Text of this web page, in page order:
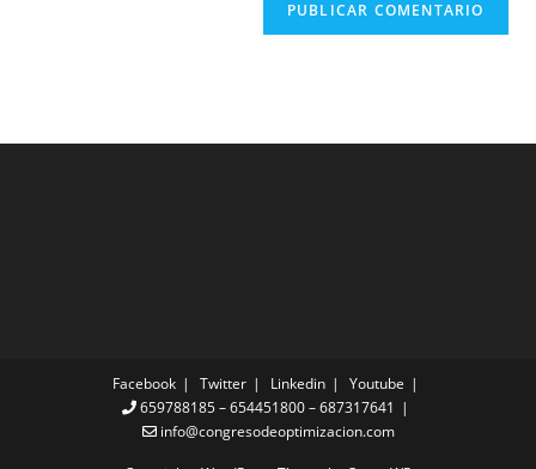
Facebook Twitter Linkedin
Youtube
659788185 – 654451800 – 687317641
info@congresodeoptimizacion.com